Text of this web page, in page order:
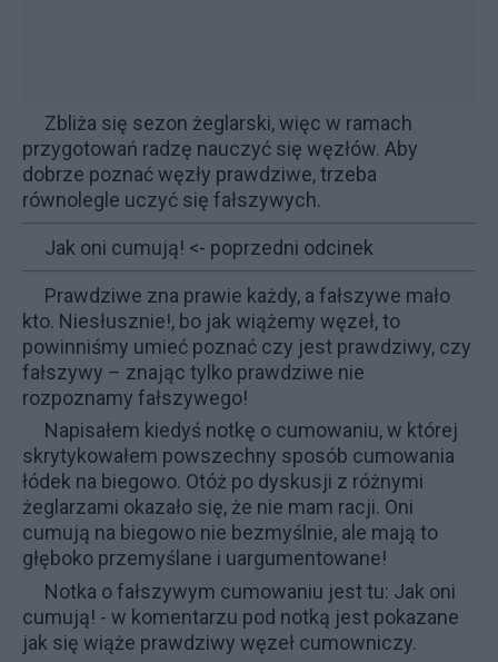
Zbliża się sezon żeglarski, więc w ramach
przygotowań radzę nauczyć się węzłów. Aby
dobrze poznać węzły prawdziwe, trzeba
równolegle uczyć się fałszywych.
Jak oni cumują! <- poprzedni odcinek
Prawdziwe zna prawie każdy, a fałszywe mało
kto. Niesłusznie!, bo jak wiążemy węzeł, to
powinniśmy umieć poznać czy jest prawdziwy, czy
fałszywy – znając tylko prawdziwe nie
rozpoznamy fałszywego!
Napisałem kiedyś notkę o cumowaniu, w której
skrytykowałem powszechny sposób cumowania
łódek na biegowo. Otóż po dyskusji z różnymi
żeglarzami okazało się, że nie mam racji. Oni
cumują na biegowo nie bezmyślnie, ale mają to
głęboko przemyślane i uargumentowane!
Notka o fałszywym cumowaniu jest tu: Jak oni
cumują! - w komentarzu pod notką jest pokazane
jak się wiąże prawdziwy węzeł cumowniczy.